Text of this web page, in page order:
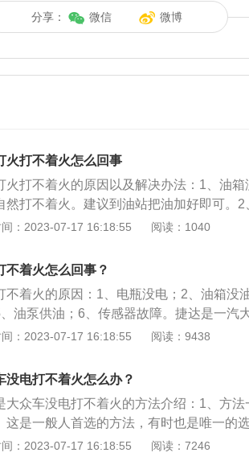
分享： 微信 微博
火打不着火怎么回事
火打不着火的原因以及解决办法：1、油
然打不着火。建议到油站把油加好即可。
未关等原因造成的亏电或是电瓶寿命到期
者D挡上就会打不着火。还有一些手动挡车
挡位放在P挡或N挡。4、线圈及火花塞故
产生的电压过低，造成点火能量不足，会
圈以及火花塞。5、油路汽油泵压力及喷
建议去修理厂维修。6、空气滤清器严重堵
。7、喷油嘴堵塞：导致发动机抖动、加不
过多，使喷油量小导致发动机输出功率下
。建议及时清理喷油嘴。8、传感器故障
模块故障：汽车仪表控制模块故障一般是
：2023-07-17 16:18:55 阅读：1040
不着火怎么回事？
不着火的原因：1、电瓶没电；2、油箱没
油泵供油；6、传感器故障。捷达是一汽
车身外观尺寸为长4624mm、宽1841mm
千瓦，最大扭矩为250牛米，配备了麦弗
：2023-07-17 16:18:55 阅读：9438
没电打不着火怎么办？
大众车没电打不着火的方法介绍：1、方
这是一般人首选的方法，有时也是唯一的
援车的正极→故障车的正极，救援车的负
：2023-07-17 16:18:55 阅读：7246